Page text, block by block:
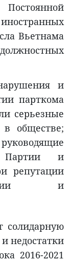
Вьетнама
и
парткома
серьезные
в обществе;
и
репутации
и
солидарную
недостатки
2016-2021